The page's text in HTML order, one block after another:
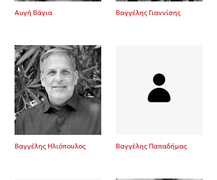
Αυγή Βάγια Βαγγέλης Γιαννίσης
Βαγγέλης Ηλιόπουλος Βαγγέλης Παπαδήμας